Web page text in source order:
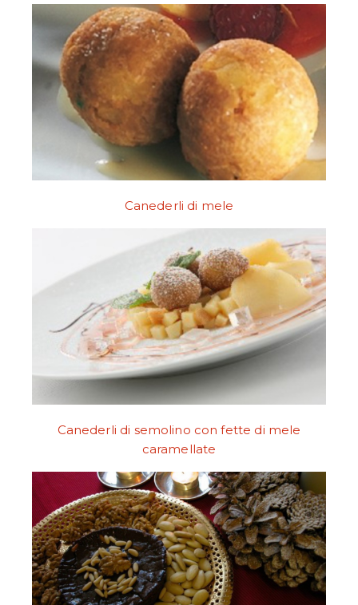
Canederli di mele
Canederli di semolino con fette di mele
caramellate